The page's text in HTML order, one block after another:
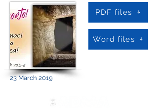
PDF files
Word files
23 March 2019